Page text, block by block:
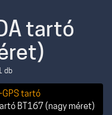
tartó
db
GPS tartó
BT167 (nagy méret)